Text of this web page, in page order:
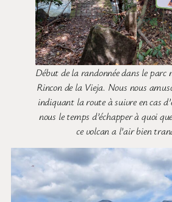
Début de la randonnée dans le
Rincon de la Vieja. Nous nous
indiquant la route à suivre en cas
nous le temps d’échapper à quoi
ce volcan a l’air bien